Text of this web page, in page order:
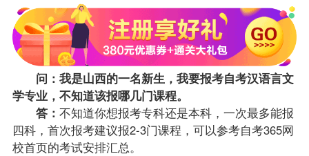
问：我是山西的一名新生，我要报考自考汉语言文
学专业，不知道该报哪几门课程。
答： 不知道你想报考专科还是本科，一次最多能报
四科，首次报考建议报2-3门课程，可以参考自考365网
校首页的考试安排汇总。